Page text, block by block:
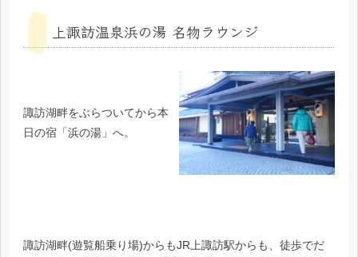
上諏訪温泉浜の湯 名物ラウンジ
諏訪湖畔をぶらついてから本
日の宿「浜の湯」へ。
諏訪湖畔(遊覧船乗り場)からもJR上諏訪駅からも、徒歩でだ